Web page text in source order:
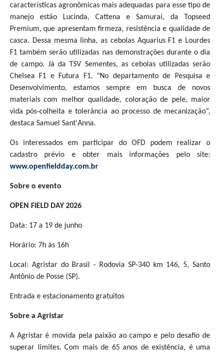
características agronômicas mais adequadas para esse tipo de
manejo estão Lucinda, Cattena e Samurai, da Topseed
Premium, que apresentam firmeza, resistência e qualidade de
casca. Dessa mesma linha, as cebolas Aquarius F1 e Lourdes
F1 também serão utilizadas nas demonstrações durante o dia
de campo. Já da TSV Sementes, as cebolas utilizadas serão
Chelsea F1 e Futura F1. "No departamento de Pesquisa e
Desenvolvimento, estamos sempre em busca de novos
materiais com melhor qualidade, coloração de pele, maior
vida pós-colheita e tolerância ao processo de mecanização”,
destaca Samuel Sant'Anna.
Os interessados em participar do OFD podem realizar o
cadastro prévio e obter mais informações pelo site:
www.openfieldday.com.br
Sobre o evento
OPEN FIELD DAY 2026
Data: 17 a 19 de junho
Horário: 7h às 16h
Local: Agristar do Brasil - Rodovia SP-340 km 146, 5, Santo
Antônio de Posse (SP).
Entrada e estacionamento gratuitos
Sobre a Agristar
A Agristar é movida pela paixão ao campo e pelo desafio de
superar limites. Com mais de 65 anos de existência, é uma